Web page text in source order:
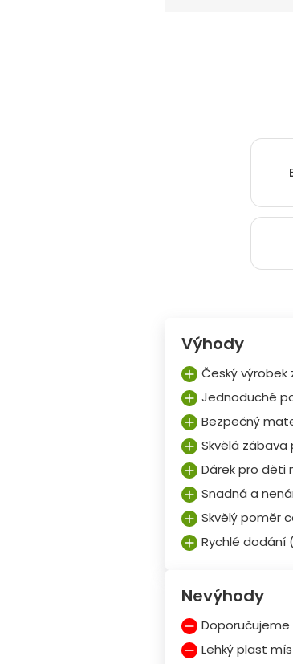
Výhody
Český výrobek
Jednoduché
Bezpečný
Skvělá zábava
Dárek pro děti
Snadná a
Skvělý poměr
Rychlé dodání
Nevýhody
Lehký plast